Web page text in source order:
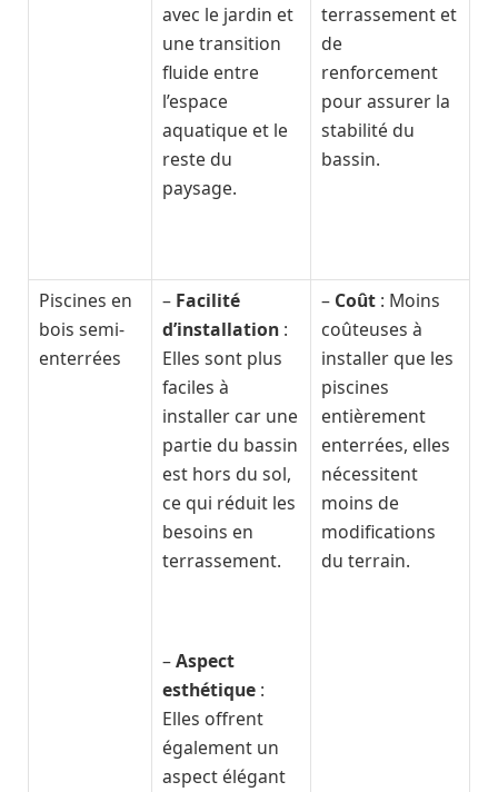
avec le jardin et
une transition
fluide entre
l’espace
aquatique et le
reste du
paysage.
terrassement et
de
renforcement
pour assurer la
stabilité du
bassin.
Piscines en
bois semi-
enterrées
– Facilité
d’installation :
Elles sont plus
faciles à
installer car une
partie du bassin
est hors du sol,
ce qui réduit les
besoins en
terrassement.
–Aspect
esthétique :
Elles offrent
également un
aspect élégant
– Coût : Moins
coûteuses à
installer que les
piscines
entièrement
enterrées, elles
nécessitent
moins de
modifications
du terrain.